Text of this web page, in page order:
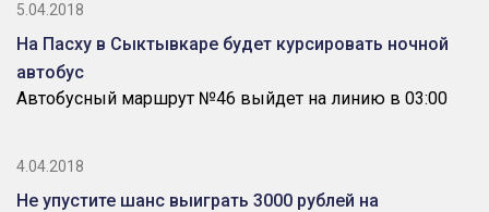
5.04.2018
На Пасху в Сыктывкаре будет курсировать ночной
автобус
Автобусный маршрут №46 выйдет на линию в 03:00
4.04.2018
Не упустите шанс выиграть 3000 рублей на